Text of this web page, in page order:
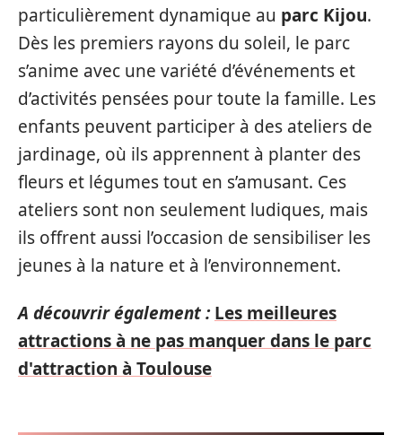
particulièrement dynamique au parc Kijou.
Dès les premiers rayons du soleil, le parc
s’anime avec une variété d’événements et
d’activités pensées pour toute la famille. Les
enfants peuvent participer à des ateliers de
jardinage, où ils apprennent à planter des
fleurs et légumes tout en s’amusant. Ces
ateliers sont non seulement ludiques, mais
ils offrent aussi l’occasion de sensibiliser les
jeunes à la nature et à l’environnement.
A découvrir également : Les meilleures
attractions à ne pas manquer dans le parc
d'attraction à Toulouse